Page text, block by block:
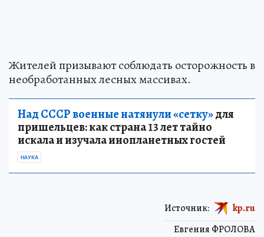
Жителей призывают соблюдать осторожность в
необработанных лесных массивах.
Над СССР военные натянули «сетку»для
пришельцев: как страна 13 лет тайно
искала и изучала инопланетных гостей
НАУКА
Евгения ФРОЛОВА
Источник: kp.ru